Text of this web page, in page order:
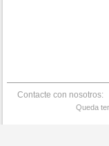
Contacte con nosotros:
Queda